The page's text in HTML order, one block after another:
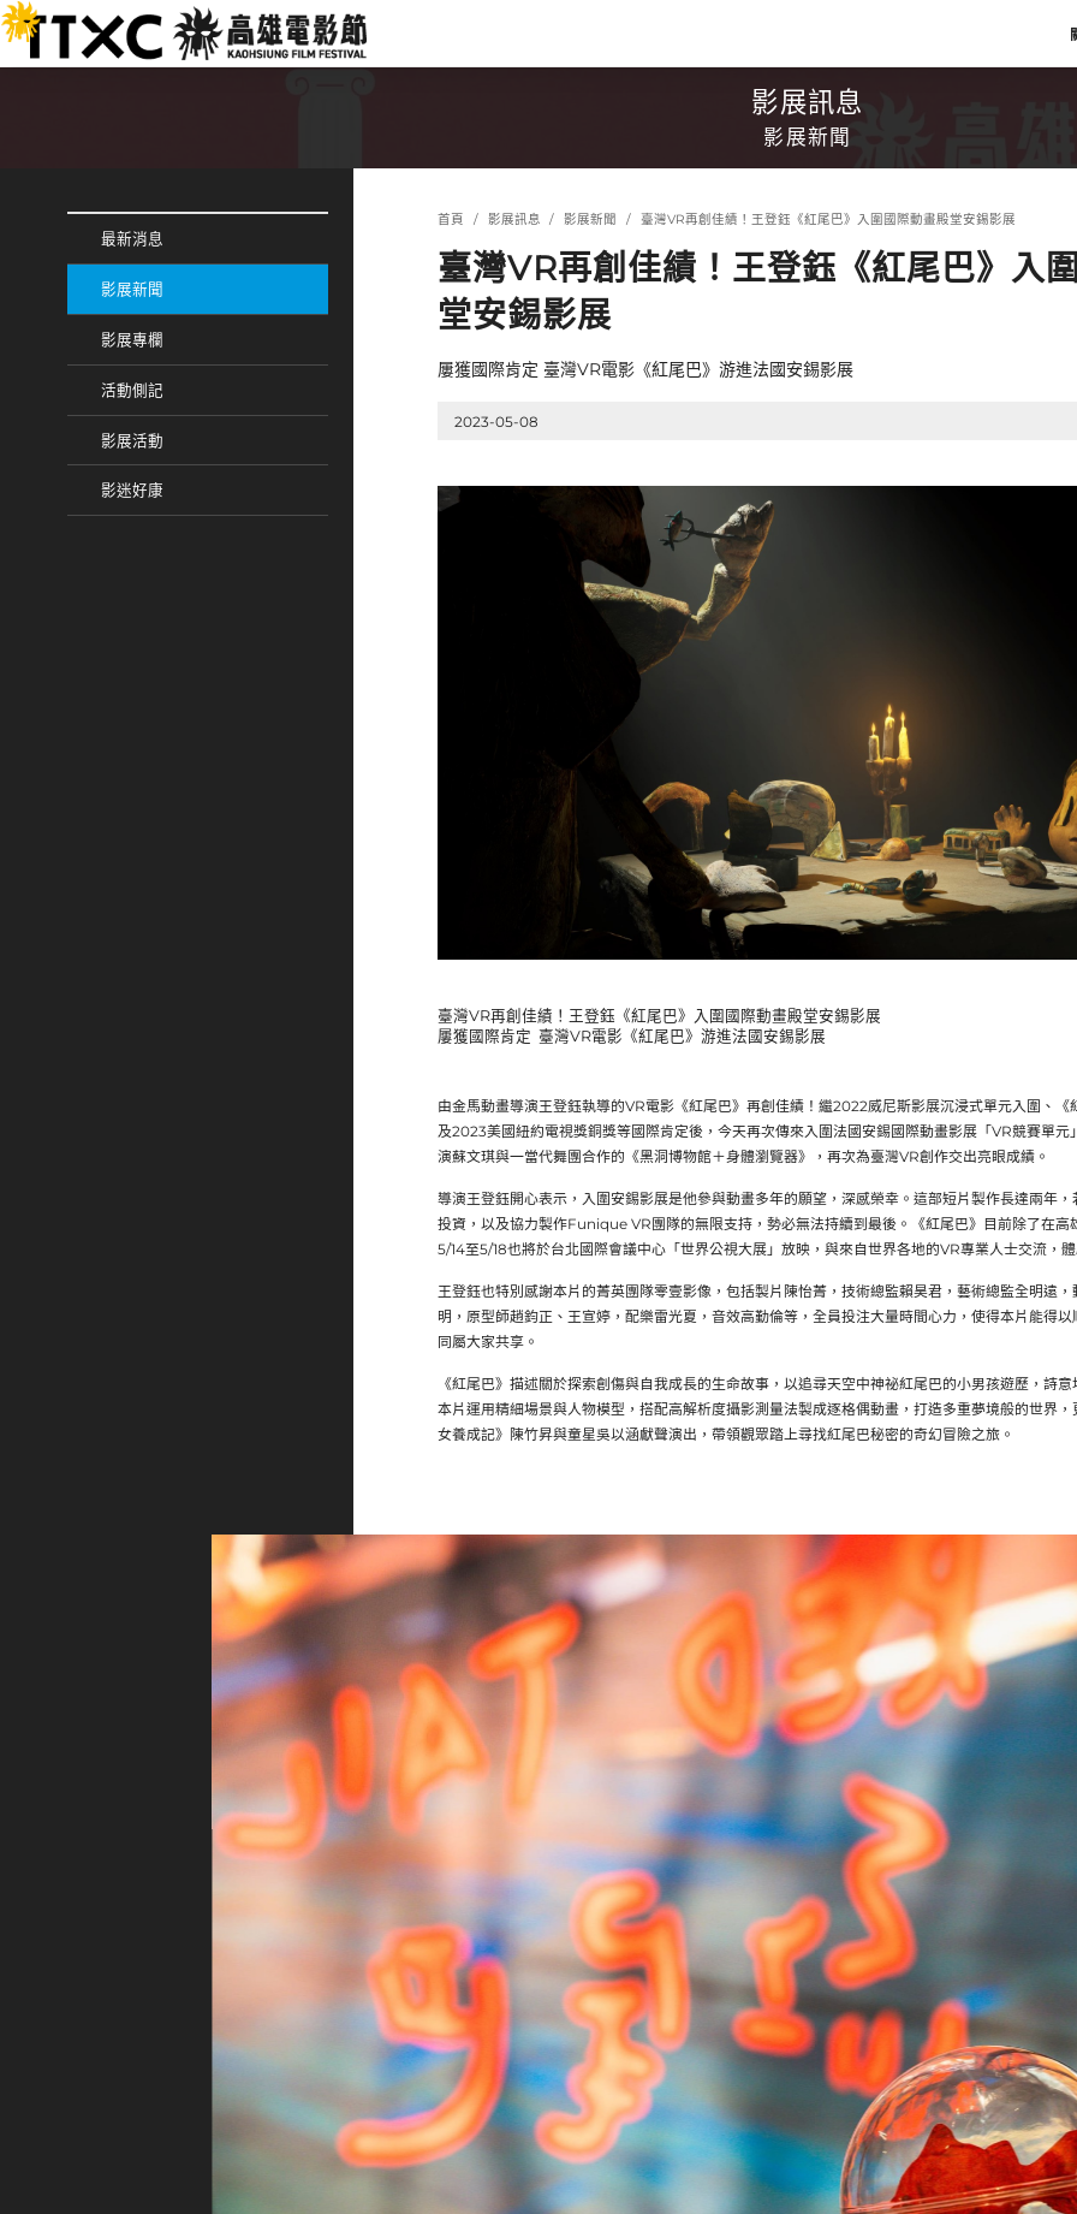
跳
到
主
:::
影展訊息
影展新聞
最新消息
影展新聞
影展專欄
活動側記
影展活動
影迷好康
首頁 影展訊息 影展新聞 臺灣VR再創佳績！王登鈺《紅尾巴》入圍國際動畫殿堂安錫影展
臺灣VR再創佳績！王登鈺《紅尾巴》入
堂安錫影展
屢獲國際肯定 臺灣VR電影《紅尾巴》游進法國安錫影展
2023-05-08
臺灣VR再創佳績！王登鈺《紅尾巴》入圍國際動畫殿堂安錫影展
屢獲國際肯定 臺灣VR電影《紅尾巴》游進法國安錫影展
由金馬動畫導演王登鈺執導的VR電影《紅尾巴》再創佳績！繼2022威尼斯影展沉浸式單元入圍、《
及2023美國紐約電視獎銅獎等國際肯定後，今天再次傳來入圍法國安錫國際動畫影展「VR競賽單元
演蘇文琪與一當代舞團合作的《黑洞博物館＋身體瀏覽器》，再次為臺灣VR創作交出亮眼成績。
導演王登鈺開心表示，入圍安錫影展是他參與動畫多年的願望，深感榮幸。這部短片製作長達兩年
投資，以及協力製作Funique VR團隊的無限支持，勢必無法持續到最後。《紅尾巴》目前除了在高
5/14至5/18也將於台北國際會議中心「世界公視大展」放映，與來自世界各地的VR專業人士交流，
王登鈺也特別感謝本片的菁英團隊零壹影像，包括製片陳怡菁，技術總監賴昊君，藝術總監全明遠
明，原型師趙鈞正、王宣婷，配樂雷光夏，音效高勤倫等，全員投注大量時間心力，使得本片能得
同屬大家共享。
《紅尾巴》描述關於探索創傷與自我成長的生命故事，以追尋天空中神祕紅尾巴的小男孩遊歷，詩
本片運用精細場景與人物模型，搭配高解析度攝影測量法製成逐格偶動畫，打造多重夢境般的世界
女養成記》陳竹昇與童星吳以涵獻聲演出，帶領觀眾踏上尋找紅尾巴秘密的奇幻冒險之旅。